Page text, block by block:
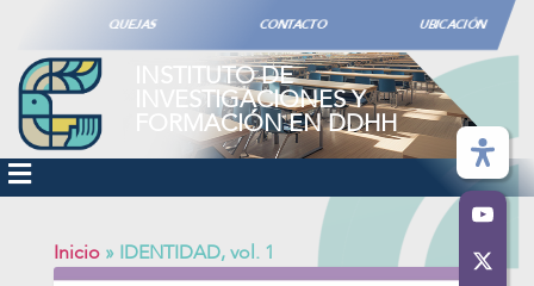
QUEJAS CONTACTO UBICACIÓN
INSTITUTO DE
INVESTIGACIONES Y
FORMACIÓN EN DDHH
Inicio» IDENTIDAD, vol. 1